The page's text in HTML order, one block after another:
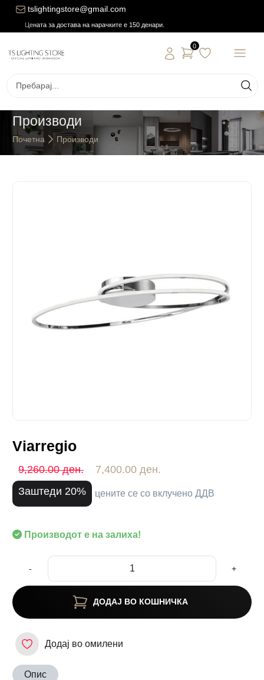
tslightingstore@gmail.com
Цената за достава на нарачките е 150 денари.
0
Производи
Почетна Производи
Viarregio
9,260.00 ден.
7,400.00 ден.
Заштеди 20%
цените се со вклучено ДДВ
Производот е на залиха!
- +
ДОДАЈ ВО КОШНИЧКА
Додај во омилени
Опис